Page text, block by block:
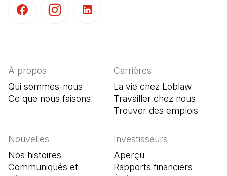
À propos
Qui sommes-nous
Ce que nous faisons
Carrières
La vie chez Loblaw
Travailler chez nous
Trouver des emplois
Nouvelles
Nos histoires
Communiqués et
Investisseurs
Aperçu
Rapports financiers